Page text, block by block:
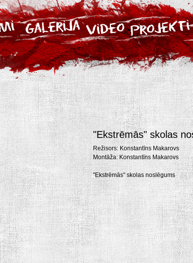
"Ekstrēmās" skolas
Režisors: Konstantīns Makarovs
Montāža: Konstantīns Makarovs
"Ekstrēmās" skolas noslēgums